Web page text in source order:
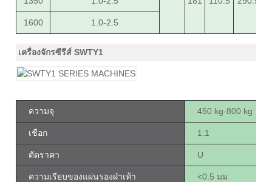
1600 1.0-2.5
เครื่องจักรซีรีส์ SWTY1
ความจุ 450 kg-800 kg
เชือก 1:1
ตัดราคา U
ความเรียบของแผ่นรองฝ่าเท้า <0.5 มม